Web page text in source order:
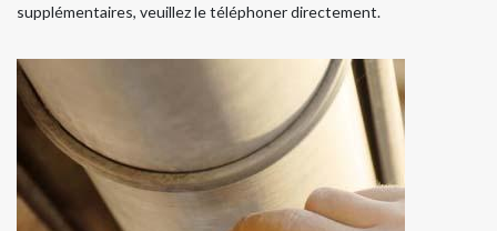
supplémentaires, veuillez le téléphoner directement.